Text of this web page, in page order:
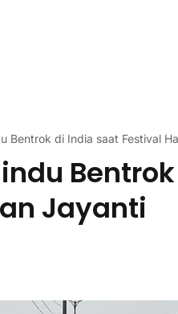
Bentrok di India saat Festival
Jayanti